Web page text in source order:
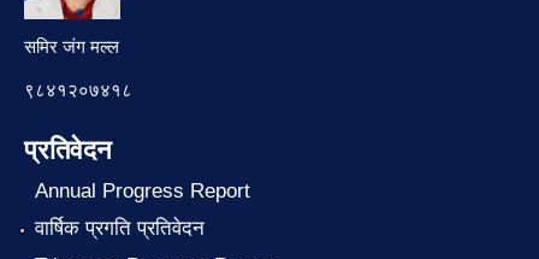
समिर जंग मल्ल
९८४१२०७४१८
प्रतिवेदन
Annual Progress Report
वार्षिक प्रगति प्रतिवेदन